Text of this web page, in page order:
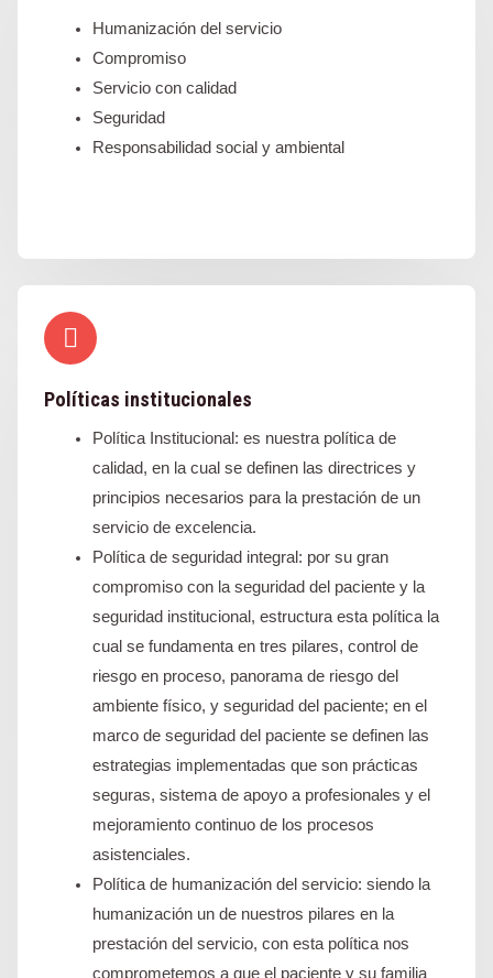
Humanización del servicio
Compromiso
Servicio con calidad
Seguridad
Responsabilidad social y ambiental
Políticas institucionales
Política Institucional: es nuestra política de
calidad, en la cual se definen las directrices y
principios necesarios para la prestación de un
servicio de excelencia.
Política de seguridad integral: por su gran
compromiso con la seguridad del paciente y la
seguridad institucional, estructura esta política la
cual se fundamenta en tres pilares, control de
riesgo en proceso, panorama de riesgo del
ambiente físico, y seguridad del paciente; en el
marco de seguridad del paciente se definen las
estrategias implementadas que son prácticas
seguras, sistema de apoyo a profesionales y el
mejoramiento continuo de los procesos
asistenciales.
Política de humanización del servicio: siendo la
humanización un de nuestros pilares en la
prestación del servicio, con esta política nos
comprometemos a que el paciente y su familia